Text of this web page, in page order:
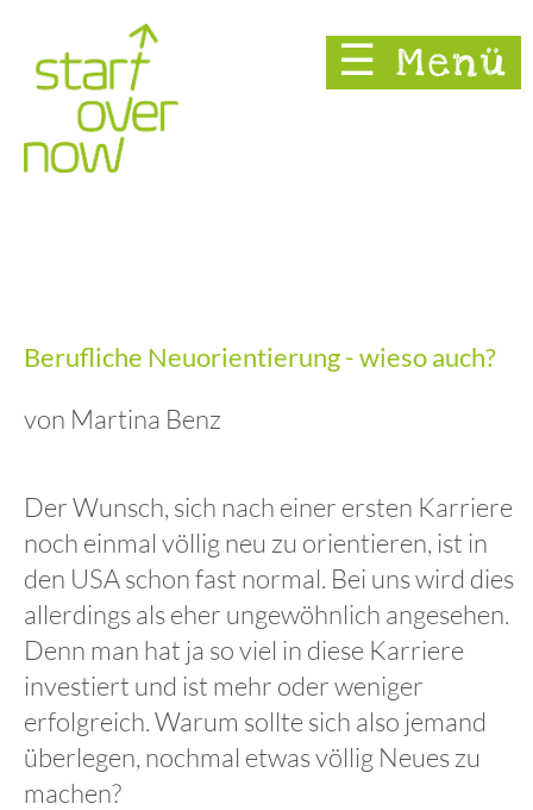
☰ Menü
Berufliche Neuorientierung - wieso auch?
von Martina Benz
Der Wunsch, sich nach einer ersten Karriere
noch einmal völlig neu zu orientieren, ist in
den USA schon fast normal. Bei uns wird dies
allerdings als eher ungewöhnlich angesehen.
Denn man hat ja so viel in diese Karriere
investiert und ist mehr oder weniger
erfolgreich. Warum sollte sich also jemand
überlegen, nochmal etwas völlig Neues zu
machen?